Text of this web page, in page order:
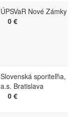
ÚPSVaR Nové Zámky
0 €
Slovenská sporiteľňa,
a.s. Bratislava
0 €